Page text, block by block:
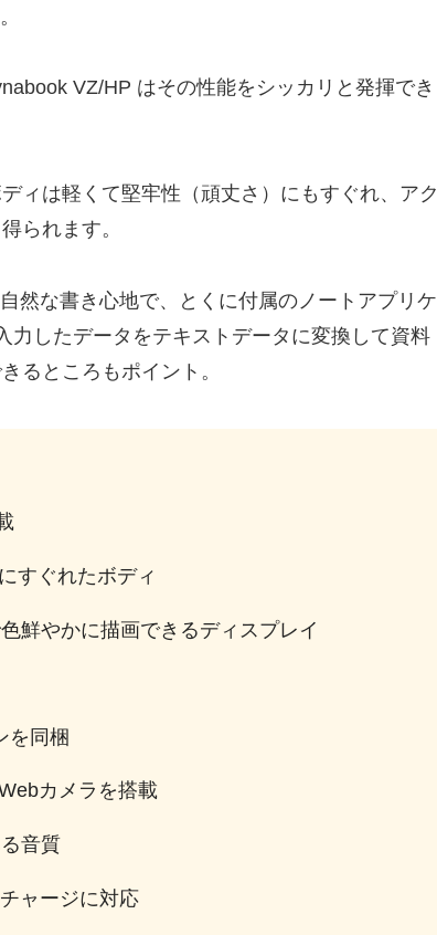
VZ/HP はその性能をシッカリと発揮でき
ィは軽くて堅牢性（頑丈さ）にもすぐれ、アク
られます。
然な書き心地で、とくに付属のノートアプリケ
力したデータをテキストデータに変換して資料
るところもポイント。
すぐれたボディ
鮮やかに描画できるディスプレイ
を同梱
カメラを搭載
音質
ャージに対応